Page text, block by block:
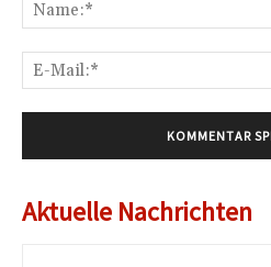
Aktuelle Nachrichten